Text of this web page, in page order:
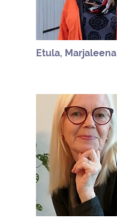
Etula, Marjaleena